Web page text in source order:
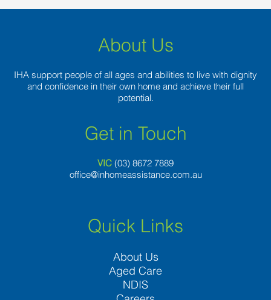
About Us
IHA support people of all ages and abilities to live with dignity
and confidence in their own home and achieve their full
potential.
Get in Touch
VIC (03) 8672 7889
office@inhomeassistance.com.au
Quick Links
About Us
Aged Care
NDIS